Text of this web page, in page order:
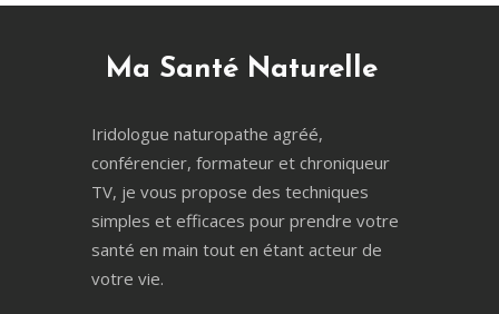
Ma Santé Naturelle
Iridologue naturopathe agréé,
conférencier, formateur et chroniqueur
TV, je vous propose des techniques
simples et efficaces pour prendre votre
santé en main tout en étant acteur de
votre vie.